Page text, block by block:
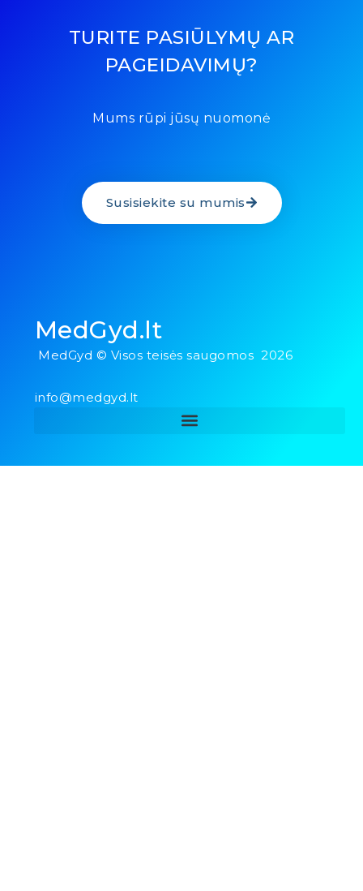
TURITE PASIŪLYMŲ AR
PAGEIDAVIMŲ?
Mums rūpi jūsų nuomonė
Susisiekite su mumis
MedGyd.lt
MedGyd © Visos teisės saugomos 2026
info@medgyd.lt